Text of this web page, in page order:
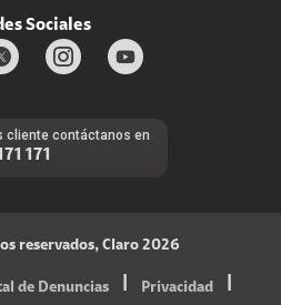
Sociales
cliente contáctanos en
171
reservados, Claro 2026
de Denuncias Privacidad